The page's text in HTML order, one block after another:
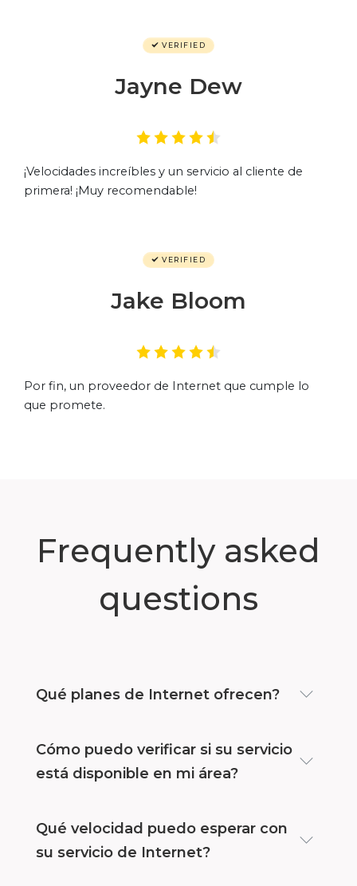
VERIFIED
Jayne Dew
¡Velocidades increíbles y un servicio al cliente de
primera! ¡Muy recomendable!
VERIFIED
Jake Bloom
Por fin, un proveedor de Internet que cumple lo
que promete.
Frequently asked
questions
Qué planes de Internet ofrecen?
Cómo puedo verificar si su servicio
está disponible en mi área?
Qué velocidad puedo esperar con
su servicio de Internet?